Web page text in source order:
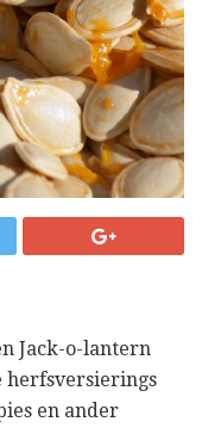
Jack-o-lantern
en ander